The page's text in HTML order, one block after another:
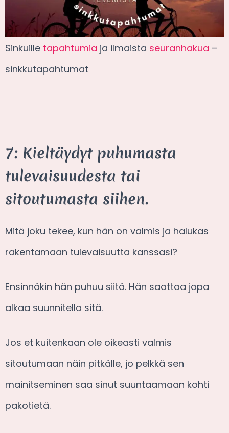
Sinkuille tapahtumia ja ilmaista seuranhakua –
sinkkutapahtumat
7: Kieltäydyt puhumasta
tulevaisuudesta tai
sitoutumasta siihen.
Mitä joku tekee, kun hän on valmis ja halukas
rakentamaan tulevaisuutta kanssasi?
Ensinnäkin hän puhuu siitä. Hän saattaa jopa
alkaa suunnitella sitä.
Jos et kuitenkaan ole oikeasti valmis
sitoutumaan näin pitkälle, jo pelkkä sen
mainitseminen saa sinut suuntaamaan kohti
pakotietä.